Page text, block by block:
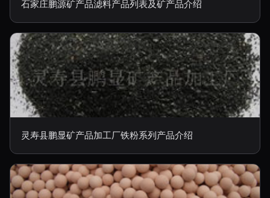
石家庄鹏源矿产品滤料产品列表及矿产品介绍
灵寿县鹏显矿产品加工厂铁粉系列产品介绍